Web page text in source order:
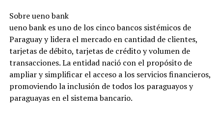
Sobre ueno bank
ueno bank es uno de los cinco bancos sistémicos de
Paraguay y lidera el mercado en cantidad de clientes,
tarjetas de débito, tarjetas de crédito y volumen de
transacciones. La entidad nació con el propósito de
ampliar y simplificar el acceso a los servicios financieros,
promoviendo la inclusión de todos los paraguayos y
paraguayas en el sistema bancario.